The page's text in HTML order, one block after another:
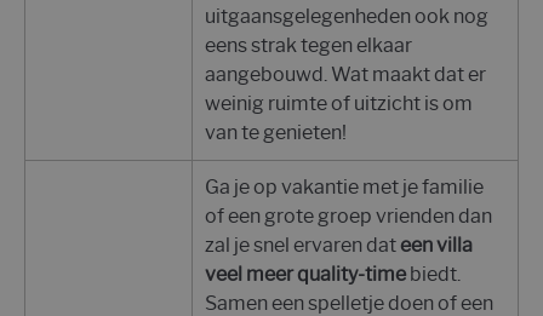
uitgaansgelegenheden ook nog
eens strak tegen elkaar
aangebouwd. Wat maakt dat er
weinig ruimte of uitzicht is om
van te genieten!
Ga je op vakantie met je familie
of een grote groep vrienden dan
zal je snel ervaren dateen villa
veel meer quality-time biedt.
Samen een spelletje doen of een